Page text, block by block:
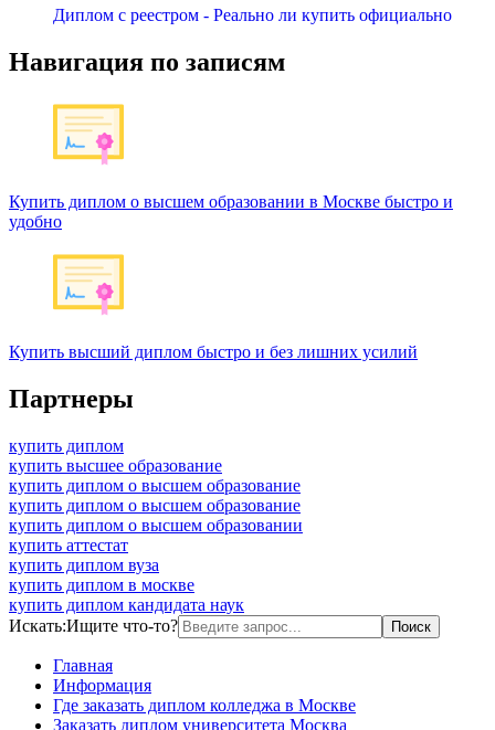
Диплом с реестром - Реально ли купить официально
Навигация по записям
Купить диплом о высшем образовании в Москве быстро и
удобно
Купить высший диплом быстро и без лишних усилий
Партнеры
купить диплом
купить высшее образование
купить диплом о высшем образование
купить диплом о высшем образование
купить диплом о высшем образовании
купить аттестат
купить диплом вуза
купить диплом в москве
купить диплом кандидата наук
Искать:Ищите что-то?
Главная
Информация
Где заказать диплом колледжа в Москве
Заказать диплом университета Москва